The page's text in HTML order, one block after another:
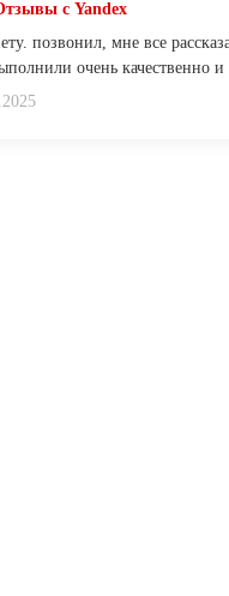
с Yandex
позвонил, мне все
очень качественно и